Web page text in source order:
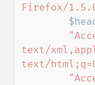
Firefox/
text/
text/